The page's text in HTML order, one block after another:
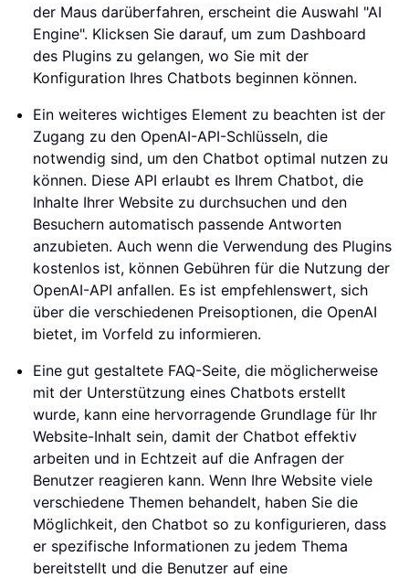
der Maus darüberfahren, erscheint die Auswahl "AI
Engine". Klicksen Sie darauf, um zum Dashboard
des Plugins zu gelangen, wo Sie mit der
Konfiguration Ihres Chatbots beginnen können.
Ein weiteres wichtiges Element zu beachten ist der
Zugang zu den OpenAI-API-Schlüsseln, die
notwendig sind, um den Chatbot optimal nutzen zu
können. Diese API erlaubt es Ihrem Chatbot, die
Inhalte Ihrer Website zu durchsuchen und den
Besuchern automatisch passende Antworten
anzubieten. Auch wenn die Verwendung des Plugins
kostenlos ist, können Gebühren für die Nutzung der
OpenAI-API anfallen. Es ist empfehlenswert, sich
über die verschiedenen Preisoptionen, die OpenAI
bietet, im Vorfeld zu informieren.
Eine gut gestaltete FAQ-Seite, die möglicherweise
mit der Unterstützung eines Chatbots erstellt
wurde, kann eine hervorragende Grundlage für Ihr
Website-Inhalt sein, damit der Chatbot effektiv
arbeiten und in Echtzeit auf die Anfragen der
Benutzer reagieren kann. Wenn Ihre Website viele
verschiedene Themen behandelt, haben Sie die
Möglichkeit, den Chatbot so zu konfigurieren, dass
er spezifische Informationen zu jedem Thema
bereitstellt und die Benutzer auf eine